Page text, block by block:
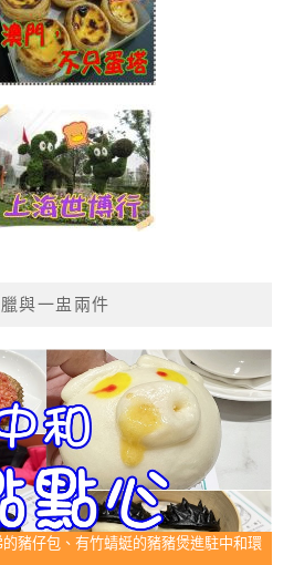
與一盅兩件
豬仔包、有竹蜻蜓的豬豬煲進駐中和環